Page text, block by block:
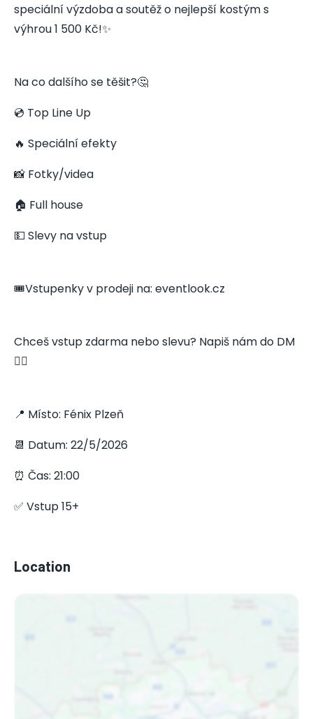
speciální výzdoba a soutěž o nejlepší kostým s
výhrou 1 500 Kč!✨
Na co dalšího se těšit?🤔
💿 Top Line Up
🔥 Speciální efekty
📸 Fotky/videa
🏠 Full house
💵 Slevy na vstup
🎟️Vstupenky v prodeji na: eventlook.cz
Chceš vstup zdarma nebo slevu? Napiš nám do DM
👇🏻
📍 Místo: Fénix Plzeň
📆 Datum: 22/5/2026
⏰ Čas: 21:00
✅ Vstup 15+
Location